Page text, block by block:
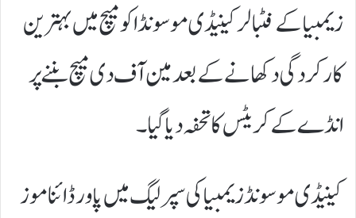
زیمبیا کے فٹبالر کینیڈی موسونڈا کو میچ میں بہترین
کارکردگی دکھانے کے بعد مین آف دی میچ بننے پر
انڈے کے کریٹس کا تحفہ دیا گیا۔
کینیڈی موسونڈ زیمبیا کی سپر لیگ میں پاور ڈائناموز